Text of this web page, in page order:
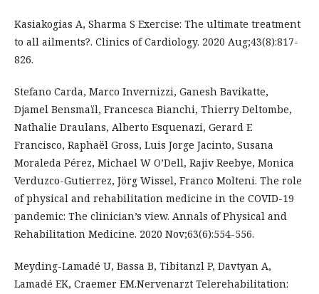
Kasiakogias A, Sharma S Exercise: The ultimate treatment
to all ailments?. Clinics of Cardiology. 2020 Aug;43(8):817-
826.
Stefano Carda, Marco Invernizzi, Ganesh Bavikatte,
Djamel Bensmaïl, Francesca Bianchi, Thierry Deltombe,
Nathalie Draulans, Alberto Esquenazi, Gerard E
Francisco, Raphaël Gross, Luis Jorge Jacinto, Susana
Moraleda Pérez, Michael W O’Dell, Rajiv Reebye, Monica
Verduzco-Gutierrez, Jörg Wissel, Franco Molteni. The role
of physical and rehabilitation medicine in the COVID-19
pandemic: The clinician’s view. Annals of Physical and
Rehabilitation Medicine. 2020 Nov;63(6):554-556.
Meyding-Lamadé U, Bassa B, Tibitanzl P, Davtyan A,
Lamadé EK, Craemer EM.Nervenarzt Telerehabilitation: